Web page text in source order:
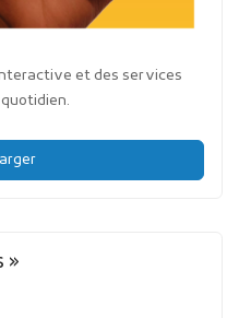
et des services
»